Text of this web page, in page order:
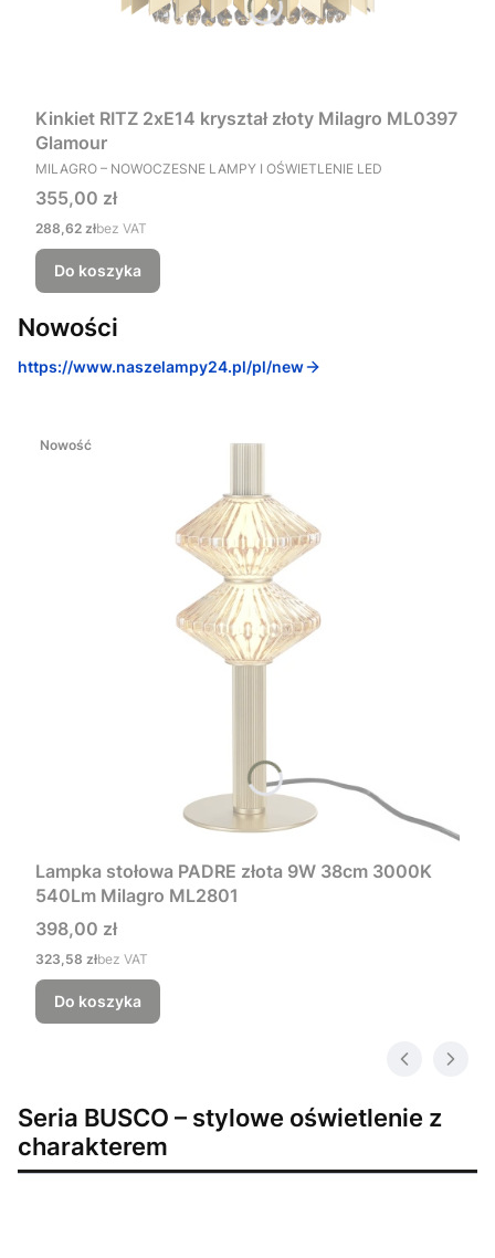
Kinkiet RITZ 2xE14 kryształ złoty Milagro ML0397
Glamour
PRODUCENT
MILAGRO – NOWOCZESNE LAMPY I OŚWIETLENIE LED
Cena
355,00 zł
Cena
288,62 złbez VAT
Do koszyka
Nowości
https://www.naszelampy24.pl/pl/new
Nowość
Lampka stołowa PADRE złota 9W 38cm 3000K
540Lm Milagro ML2801
Cena
398,00 zł
Cena
323,58 złbez VAT
Do koszyka
Seria BUSCO – stylowe oświetlenie z
charakterem